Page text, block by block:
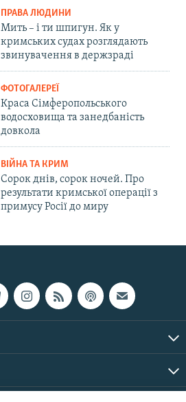
ПРАВА ЛЮДИНИ
Мить – і ти шпигун. Як у
кримських судах розглядають
звинувачення в держзраді
ФОТОГАЛЕРЕЇ
Краса Сімферопольського
водосховища та занедбаність
довкола
ВІЙНА ТА КРИМ
Сорок днів, сорок ночей. Про
результати кримської операції з
примусу Росії до миру